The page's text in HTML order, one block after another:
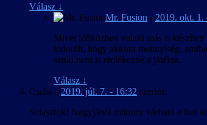
Válasz ↓
Mr. Fusion - 2019. okt. 1.
Mivel időközben valaki más is készített
kiderült, hogy akkora mennyiség,
senki nem is emlékezne a játékra.
Válasz ↓
Csaba - 2019. júl. 7. - 16:32 szerint:
Sziasztok! Nagyjából mikorra várható a lost